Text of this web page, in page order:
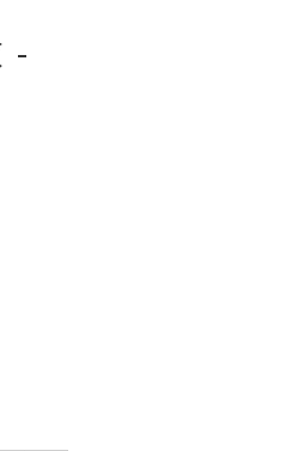
-